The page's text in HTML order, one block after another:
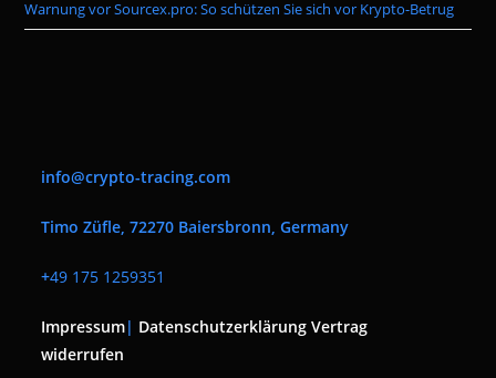
Warnung vor Sourcex.pro: So schützen Sie sich vor Krypto-Betrug
info@crypto-tracing.com
Timo Züfle, 72270 Baiersbronn, Germany
+49 175 1259351
Impressum| Datenschutzerklärung Vertrag
widerrufen